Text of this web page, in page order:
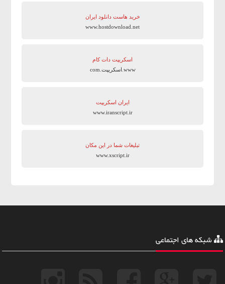
خرید هاست دانلود ایران
www.hostdownload.net
اسکریپت دات کام
www.اسکریپت.com
ایران اسکریپت
www.iranscript.ir
تبلیغات شما در این مکان
www.xscript.ir
شبکه های اجتماعی